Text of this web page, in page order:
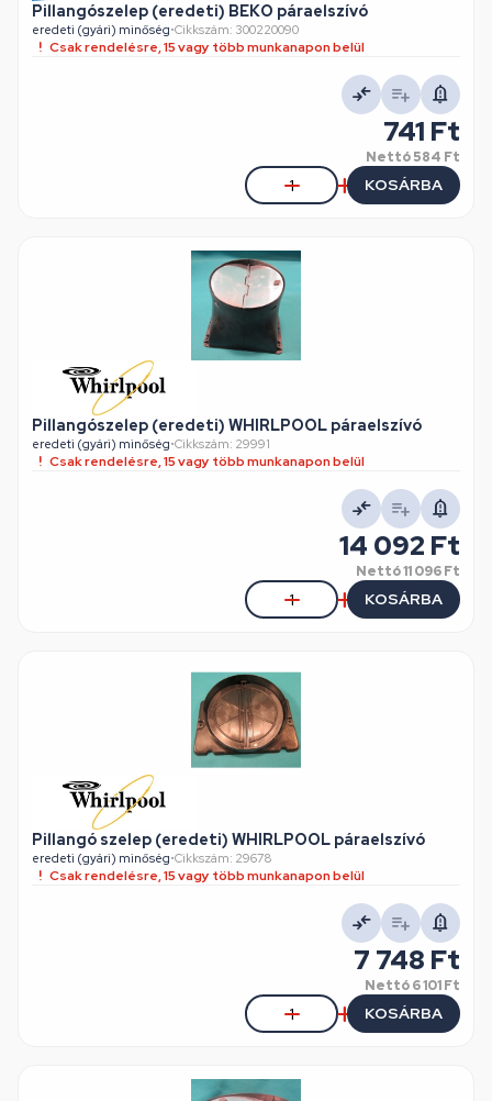
Pillangószelep (eredeti) BEKO páraelszívó
eredeti (gyári) minőség•Cikkszám: 300220090
Csak rendelésre, 15 vagy több munkanapon belül
741 Ft
Nettó584 Ft
KOSÁRBA
Pillangószelep (eredeti) WHIRLPOOL páraelszívó
eredeti (gyári) minőség•Cikkszám: 29991
Csak rendelésre, 15 vagy több munkanapon belül
14 092 Ft
Nettó11 096 Ft
KOSÁRBA
Pillangó szelep (eredeti) WHIRLPOOL páraelszívó
eredeti (gyári) minőség•Cikkszám: 29678
Csak rendelésre, 15 vagy több munkanapon belül
7 748 Ft
Nettó6 101 Ft
KOSÁRBA